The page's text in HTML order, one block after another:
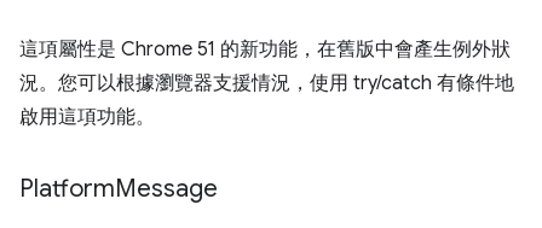
這項屬性是 Chrome 51 的新功能，在舊版中會產生例外狀
況。您可以根據瀏覽器支援情況，使用 try/catch 有條件地
啟用這項功能。
PlatformMessage